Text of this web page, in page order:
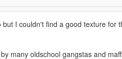
I couldn't find a good texture for
many oldschool gangstas and